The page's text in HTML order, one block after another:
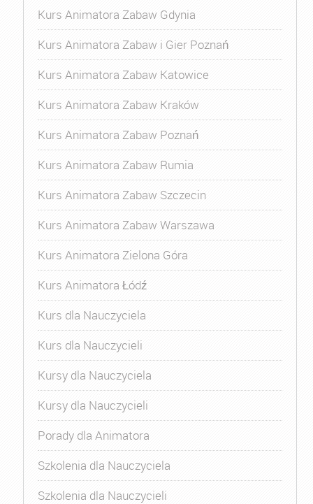
Kurs Animatora Zabaw Gdynia
Kurs Animatora Zabaw i Gier Poznań
Kurs Animatora Zabaw Katowice
Kurs Animatora Zabaw Kraków
Kurs Animatora Zabaw Poznań
Kurs Animatora Zabaw Rumia
Kurs Animatora Zabaw Szczecin
Kurs Animatora Zabaw Warszawa
Kurs Animatora Zielona Góra
Kurs Animatora Łódź
Kurs dla Nauczyciela
Kurs dla Nauczycieli
Kursy dla Nauczyciela
Kursy dla Nauczycieli
Porady dla Animatora
Szkolenia dla Nauczyciela
Szkolenia dla Nauczycieli